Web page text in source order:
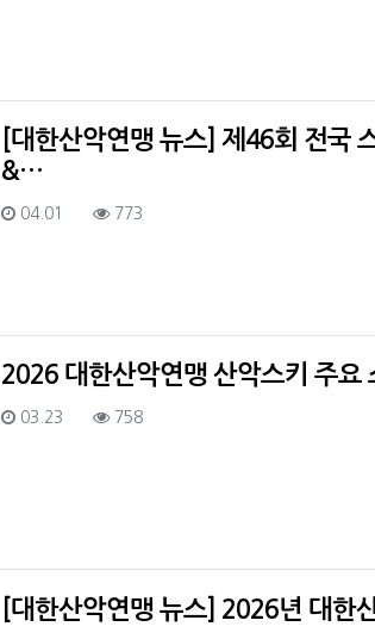
[대한산악연맹 뉴스] 제46회 전국
&…
등록일
04.01 조회
773
2026 대한산악연맹 산악스키 주요
등록일
03.23 조회
758
[대한산악연맹 뉴스] 2026년 대한